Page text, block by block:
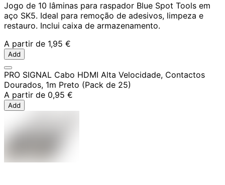
Jogo de 10 lâminas para raspador Blue Spot Tools em
aço SK5. Ideal para remoção de adesivos, limpeza e
restauro. Inclui caixa de armazenamento.
A partir de 1,95 €
Add
PRO SIGNAL Cabo HDMI Alta Velocidade, Contactos
Dourados, 1m Preto (Pack de 25)
A partir de 0,95 €
Add